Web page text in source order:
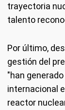
trayectoria
talento
Por último,
gestión del
"han
internacional
reactor